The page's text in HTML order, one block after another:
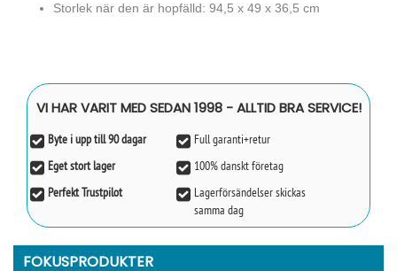
Storlek när den är hopfälld: 94,5 x 49 x 36,5 cm
VI HAR VARIT MED SEDAN 1998 - ALLTID BRA SERVICE!
Byte i upp till 90 dagar
Full garanti+retur
Eget stort lager
100% danskt företag
Perfekt Trustpilot
Lagerförsändelser skickas
samma dag
FOKUSPRODUKTER